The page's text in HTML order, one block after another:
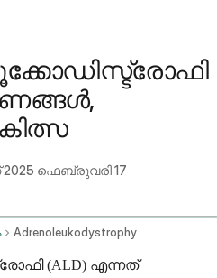
2025 ഫെബ്രുവരി 17
Adrenoleukodystrophy
(ALD) എന്നത്